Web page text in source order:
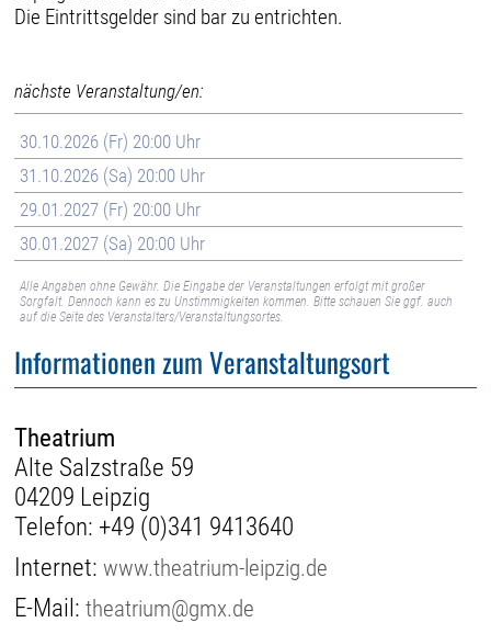
Die Eintrittsgelder sind bar zu entrichten.
nächste Veranstaltung/en:
30.10.2026 (Fr) 20:00 Uhr
31.10.2026 (Sa) 20:00 Uhr
29.01.2027 (Fr) 20:00 Uhr
30.01.2027 (Sa) 20:00 Uhr
Alle Angaben ohne Gewähr. Die Eingabe der Veranstaltungen erfolgt mit großer
Sorgfalt. Dennoch kann es zu Unstimmigkeiten kommen. Bitte schauen Sie ggf. auch
auf die Seite des Veranstalters/Veranstaltungsortes.
Informationen zum Veranstaltungsort
Theatrium
Alte Salzstraße 59
04209 Leipzig
Telefon: +49 (0)341 9413640
Internet:www.theatrium-leipzig.de
E-Mail:theatrium@gmx.de